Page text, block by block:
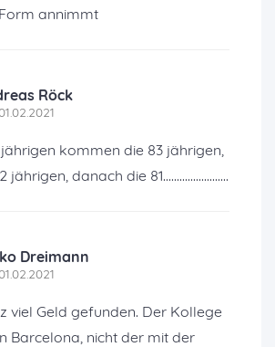
annimmt
Röck
kommen die 83 jährigen,
danach die 81........................
Dreimann
viel Geld gefunden. Der Kollege
Barcelona, nicht der mit der